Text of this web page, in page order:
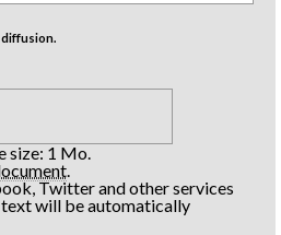
diffusion.
size: 1 Mo.
.
Twitter and other services
will be automatically